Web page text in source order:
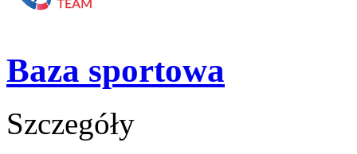
Baza sportowa
Szczegóły